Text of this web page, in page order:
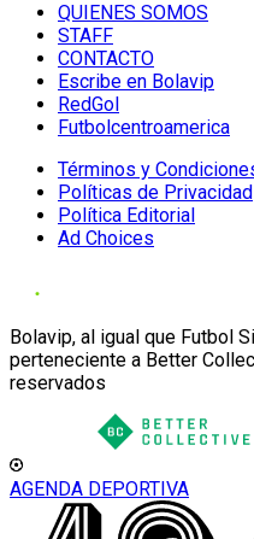
QUIENES SOMOS
STAFF
CONTACTO
Escribe en Bolavip
RedGol
Futbolcentroamerica
Términos y
Políticas de Privacidad
Política Editorial
Ad Choices
Bolavip, al igual que Futbol
perteneciente a Better
reservados
AGENDA DEPORTIVA